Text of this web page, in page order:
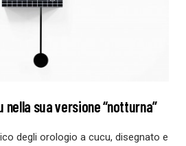
nella sua versione “notturna”
degli orologio a cucu, disegnato e